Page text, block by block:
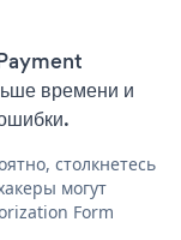
времени и
столкнетесь
могут
Form